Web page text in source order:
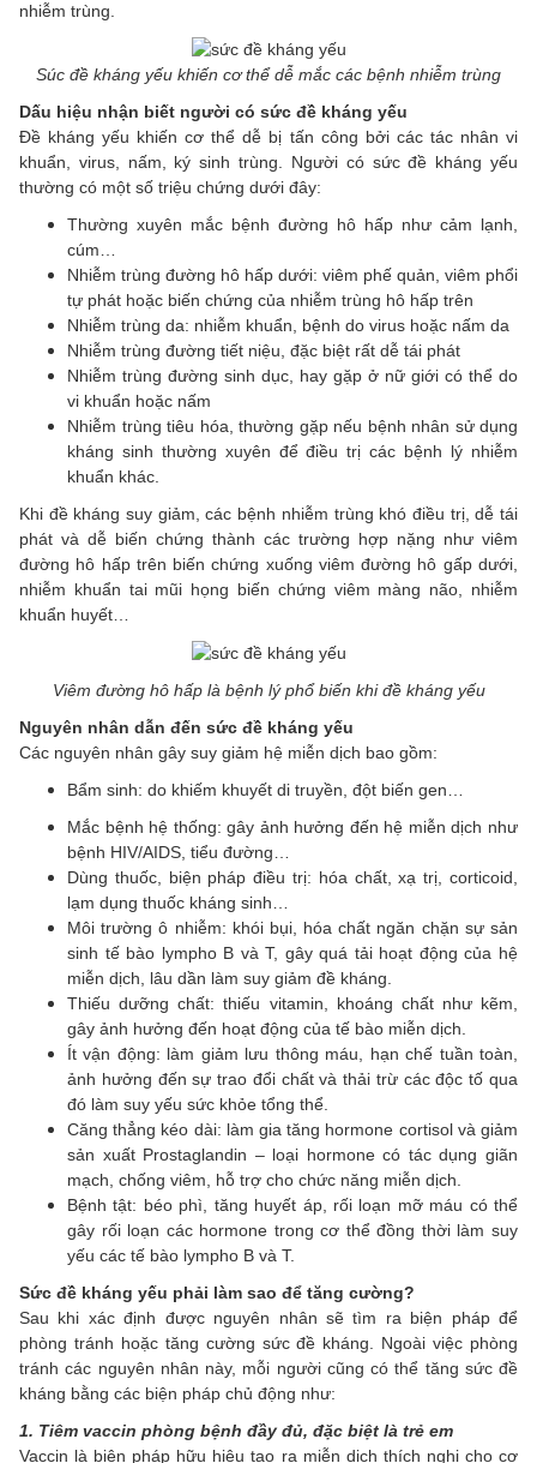
nhiễm trùng.
Súc đề kháng yếu khiến cơ thể dễ mắc các bệnh nhiễm trùng
Dấu hiệu nhận biết người có sức đề kháng yếu
Đề kháng yếu khiến cơ thể dễ bị tấn công bởi các tác nhân vi
khuẩn, virus, nấm, ký sinh trùng. Người có sức đề kháng yếu
thường có một số triệu chứng dưới đây:
Thường xuyên mắc bệnh đường hô hấp như cảm lạnh,
cúm…
Nhiễm trùng đường hô hấp dưới: viêm phế quản, viêm phổi
tự phát hoặc biến chứng của nhiễm trùng hô hấp trên
Nhiễm trùng da: nhiễm khuẩn, bệnh do virus hoặc nấm da
Nhiễm trùng đường tiết niệu, đặc biệt rất dễ tái phát
Nhiễm trùng đường sinh dục, hay gặp ở nữ giới có thể do
vi khuẩn hoặc nấm
Nhiễm trùng tiêu hóa, thường gặp nếu bệnh nhân sử dụng
kháng sinh thường xuyên để điều trị các bệnh lý nhiễm
khuẩn khác.
Khi đề kháng suy giảm, các bệnh nhiễm trùng khó điều trị, dễ tái
phát và dễ biến chứng thành các trường hợp nặng như viêm
đường hô hấp trên biến chứng xuống viêm đường hô gấp dưới,
nhiễm khuẩn tai mũi họng biến chứng viêm màng não, nhiễm
khuẩn huyết…
Viêm đường hô hấp là bệnh lý phổ biến khi đề kháng yếu
Nguyên nhân dẫn đến sức đề kháng yếu
Các nguyên nhân gây suy giảm hệ miễn dịch bao gồm:
Bẩm sinh: do khiếm khuyết di truyền, đột biến gen…
Mắc bệnh hệ thống: gây ảnh hưởng đến hệ miễn dịch như
bệnh HIV/AIDS, tiểu đường…
Dùng thuốc, biện pháp điều trị: hóa chất, xạ trị, corticoid,
lạm dụng thuốc kháng sinh…
Môi trường ô nhiễm: khói bụi, hóa chất ngăn chặn sự sản
sinh tế bào lympho B và T, gây quá tải hoạt động của hệ
miễn dịch, lâu dần làm suy giảm đề kháng.
Thiếu dưỡng chất: thiếu vitamin, khoáng chất như kẽm,
gây ảnh hưởng đến hoạt động của tế bào miễn dịch.
Ít vận động: làm giảm lưu thông máu, hạn chế tuần toàn,
ảnh hưởng đến sự trao đổi chất và thải trừ các độc tố qua
đó làm suy yếu sức khỏe tổng thể.
Căng thẳng kéo dài: làm gia tăng hormone cortisol và giảm
sản xuất Prostaglandin – loại hormone có tác dụng giãn
mạch, chống viêm, hỗ trợ cho chức năng miễn dịch.
Bệnh tật: béo phì, tăng huyết áp, rối loạn mỡ máu có thể
gây rối loạn các hormone trong cơ thể đồng thời làm suy
yếu các tế bào lympho B và T.
Sức đề kháng yếu phải làm sao để tăng cường?
Sau khi xác định được nguyên nhân sẽ tìm ra biện pháp để
phòng tránh hoặc tăng cường sức đề kháng. Ngoài việc phòng
tránh các nguyên nhân này, mỗi người cũng có thể tăng sức đề
kháng bằng các biện pháp chủ động như:
1. Tiêm vaccin phòng bệnh đầy đủ, đặc biệt là trẻ em
Vaccin là biện pháp hữu hiệu tạo ra miễn dịch thích nghi cho cơ